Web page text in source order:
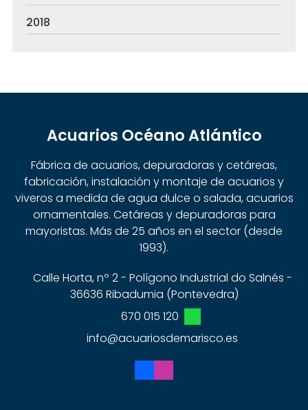
2018
Acuarios Océano Atlántico
Fábrica de acuarios, depuradoras y cetáreas,
fabricación, instalación y montaje de acuarios y
viveros a medida de agua dulce o salada, acuarios
ornamentales. Cetáreas y depuradoras para
mayoristas. Más de 25 años en el sector (desde
1993).
Calle Horta, nº 2 - Polígono Industrial do Salnés -
36636 Ribadumia (Pontevedra)
670 015 120
info@acuariosdemarisco.es